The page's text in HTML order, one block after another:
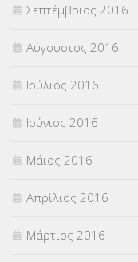
Σεπτέμβριος 2016
Αύγουστος 2016
Ιούλιος 2016
Ιούνιος 2016
Μάιος 2016
Απρίλιος 2016
Μάρτιος 2016